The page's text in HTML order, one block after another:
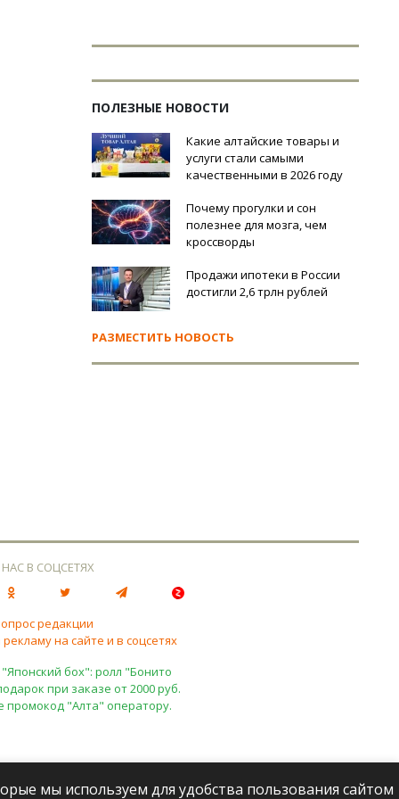
ПОЛЕЗНЫЕ НОВОСТИ
Какие алтайские товары и
услуги стали самыми
качественными в 2026 году
Почему прогулки и сон
полезнее для мозга, чем
кроссворды
Продажи ипотеки в России
достигли 2,6 трлн рублей
РАЗМЕСТИТЬ НОВОСТЬ
В СОЦСЕТЯХ
редакции
на сайте и в соцсетях
бох": ролл "Бонито
при заказе от 2000 руб.
промокод "Алта" оператору.
мы используем для удобства пользования сайтом